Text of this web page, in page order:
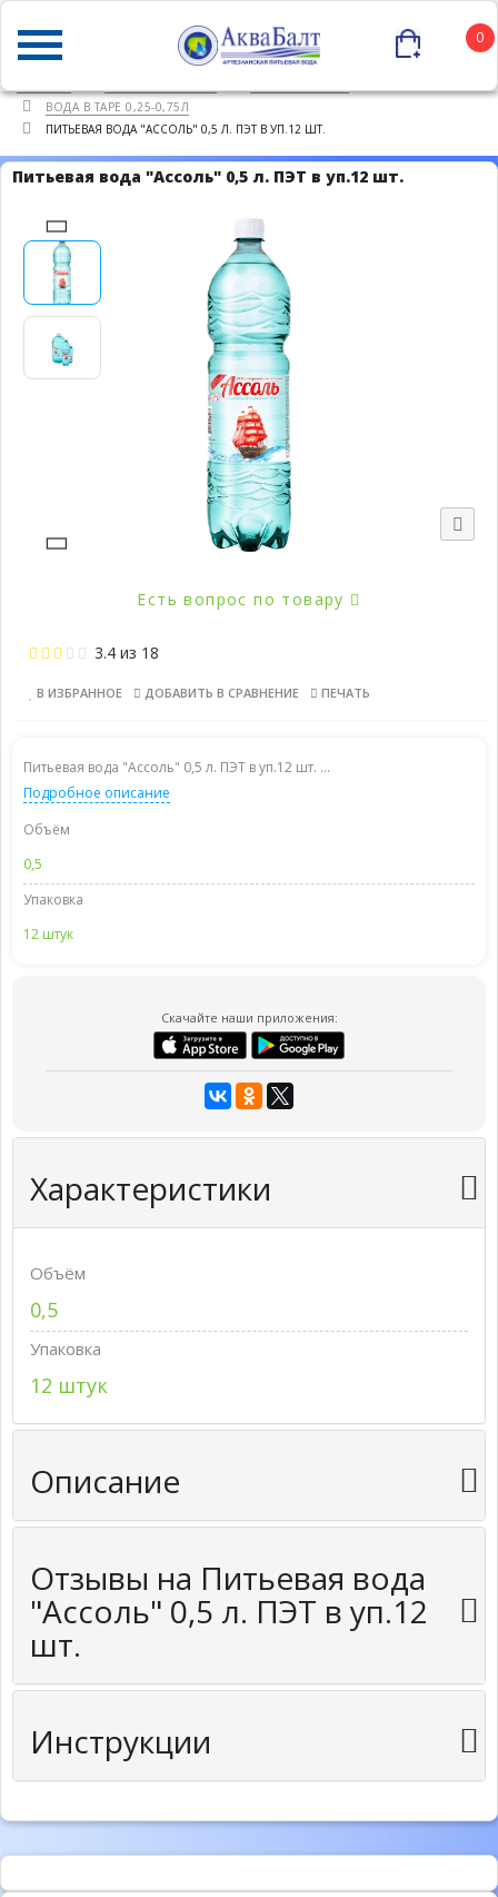
0
ВОДА В ТАРЕ 0,25-0,75Л
ПИТЬЕВАЯ ВОДА "АССОЛЬ" 0,5 Л. ПЭТ В УП.12 ШТ.
Питьевая вода "Ассоль" 0,5 л. ПЭТ в уп.12 шт.
Есть вопрос по товару
3.4 из 18
В ИЗБРАННОЕ ДОБАВИТЬ В СРАВНЕНИЕ ПЕЧАТЬ
Питьевая вода "Ассоль" 0,5 л. ПЭТ в уп.12 шт. ...
Подробное описание
Объём
0,5
Упаковка
12 штук
Скачайте наши приложения:
Характеристики
Объём
0,5
Упаковка
12 штук
Описание
Отзывы на Питьевая вода
"Ассоль" 0,5 л. ПЭТ в уп.12
шт.
Инструкции